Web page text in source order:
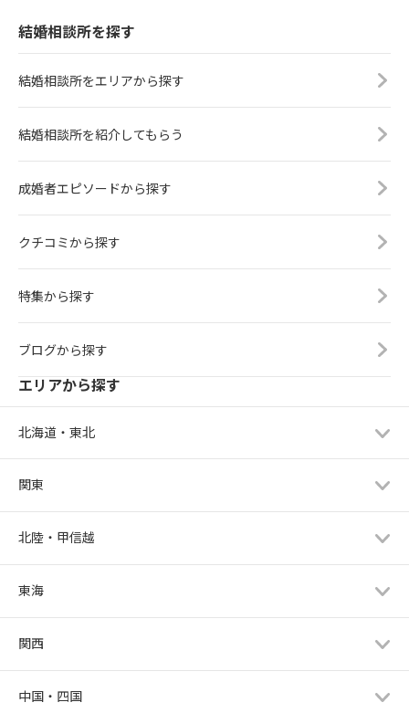
結婚相談所を探す
結婚相談所をエリアから探す
結婚相談所を紹介してもらう
成婚者エピソードから探す
クチコミから探す
特集から探す
ブログから探す
エリアから探す
北海道・東北
関東
北陸・甲信越
東海
関西
中国・四国